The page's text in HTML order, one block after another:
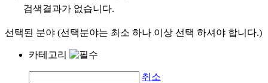
검색결과가 없습니다.
선택된 분야 (선택분야는 최소 하나 이상 선택 하셔야 합니다.)
카테고리
취소